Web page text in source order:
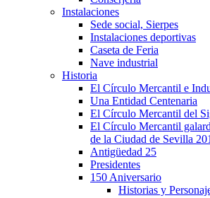
Instalaciones
Sede social, Sierpes
Instalaciones deportivas
Caseta de Feria
Nave industrial
Historia
El Círculo Mercantil e
Una Entidad Centenaria
El Círculo Mercantil del
El Círculo Mercantil
de la Ciudad de Sevilla
Antigüedad 25
Presidentes
150 Aniversario
Historias y